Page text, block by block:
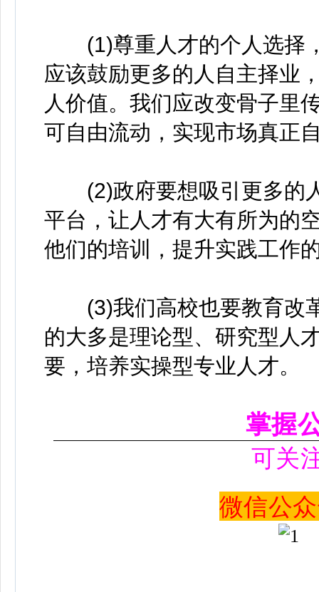
(1)尊重人才的个人选择
应该鼓励更多的人自主择业
人价值。我们应改变骨子里
可自由流动，实现市场真正
(2)政府要想吸引更多的
平台，让人才有大有所为的
他们的培训，提升实践工作
(3)我们高校也要教育改
的大多是理论型、研究型人
要，培养实操型专业人才。
掌握
可关
微信公